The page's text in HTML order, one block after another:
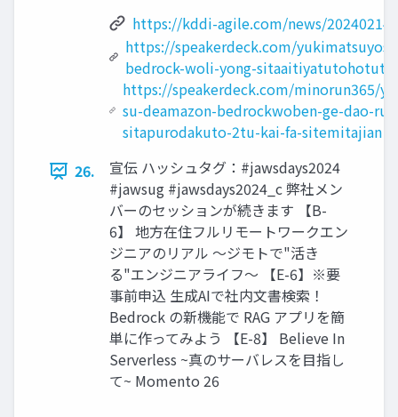
https://kddi-agile.com/news/
https://speakerdeck.com/
bedrock-woli-yong-
https://speakerdeck.com/minorun365/
su-deamazon-bedrockwoben-ge-dao-ru-
sitapurodakuto-2tu-kai-fa-sitemitajian
26.
宣伝 ハッシュタグ：#jawsdays2024
#jawsug #jawsdays2024_c 弊社メン
バーのセッションが続きます 【B-
6】 地方在住フルリモートワークエン
ジニアのリアル 〜ジモトで"活き
る"エンジニアライフ〜 【E-6】※要
事前申込 生成AIで社内文書検索！
Bedrock の新機能で RAG アプリを簡
単に作ってみよう 【E-8】 Believe In
Serverless ~真のサーバレスを目指し
て~ Momento 26